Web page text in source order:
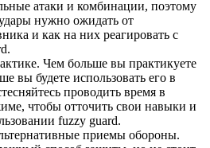
атаки и комбинации, поэтому
нужно ожидать от
и как на них реагировать с
Чем больше вы практикуете
вы будете использовать его в
проводить время в
чтобы отточить свои навыки и
fuzzy guard.
приемы обороны.